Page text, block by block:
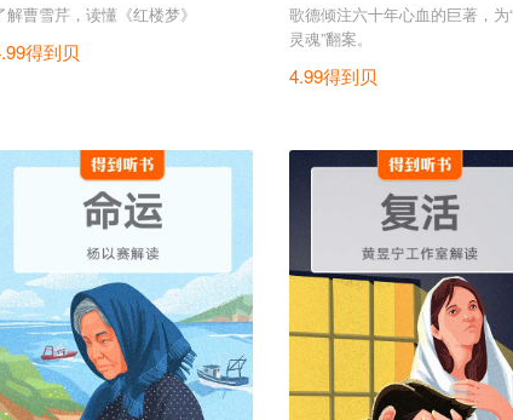
解曹雪芹，读懂《红楼梦》
得到贝
歌德倾注六十年心血的巨著，为
灵魂”翻案。
4.99得到贝